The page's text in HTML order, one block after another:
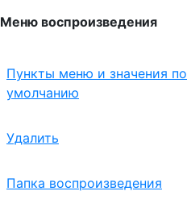
Меню воспроизведения
Пункты меню и значения по
умолчанию
Удалить
Папка воспроизведения